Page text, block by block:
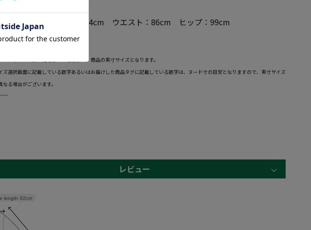
デルサイズ
：181cm バスト：104cm ウエスト：86cm ヒップ：99cm
着用サイズ 4L
ページのサイズ表に記載している数字は、商品の実寸サイズとなります。
ズ選択画面に記載している数字あるいはお届けした商品タグに記載している数字は、ヌード寸の目安となりますので、実寸サイズ
なる場合がございます。
レビュー
length 62cm